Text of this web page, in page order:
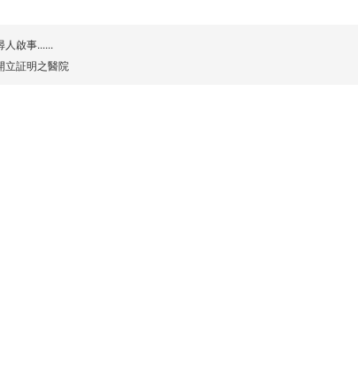
人啟事......
立証明之醫院